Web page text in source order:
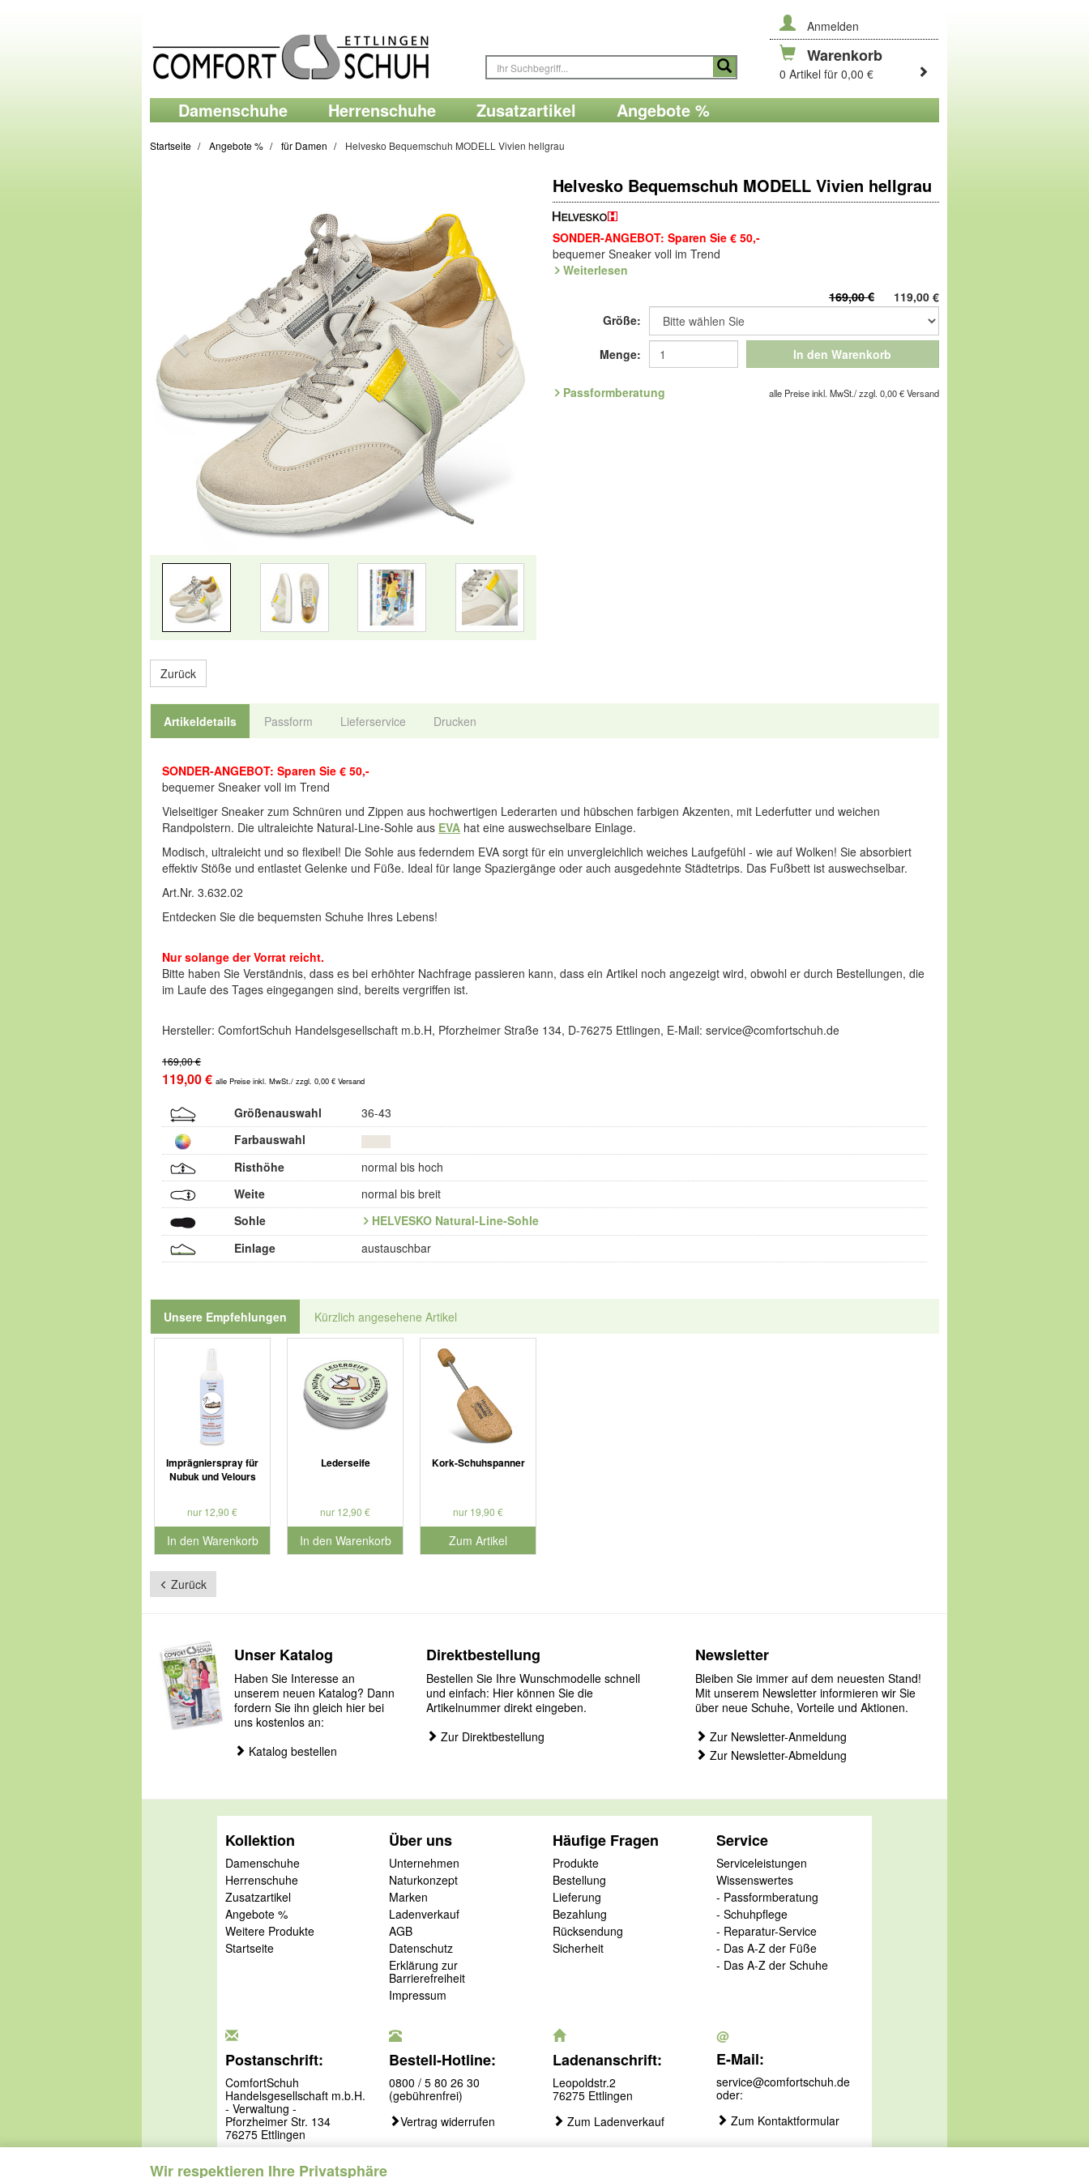
Anmelden
Warenkorb
0 Artikel für 0,00 €
Damenschuhe Herrenschuhe Zusatzartikel Angebote %
Startseite Angebote % für Damen Helvesko Bequemschuh MODELL Vivien hellgrau
Helvesko Bequemschuh MODELL Vivien hellgrau
SONDER-ANGEBOT: Sparen Sie € 50,-
bequemer Sneaker voll im Trend
Vielseitiger Sneaker zum Schnüren und Zippen aus hochwertigen
Lederarten und hübschen farbigen Akzenten, mit Lederfutter und weichen
Randpolstern. Die ultraleichte Natural-Line-Sohle ausEVAhat eine
auswechselbare Einlage.
Modisch, ultraleicht und so flexibel! Die Sohle aus federndem EVA sorgt für
ein unvergleichlich weiches Laufgefühl - wie auf Wolken! Sie absorbiert
Spaziergänge oder auch ausgedehnte Städtetrips. Das Fußbett ist
Weiterlesen
169,00 €
119,00 €
Größe:
Menge: In den Warenkorb
Passformberatung alle Preise inkl. MwSt./ zzgl. 0,00 € Versand
Zurück
Artikeldetails Passform Lieferservice Drucken
SONDER-ANGEBOT: Sparen Sie € 50,-
bequemer Sneaker voll im Trend
Vielseitiger Sneaker zum Schnüren und Zippen aus hochwertigen Lederarten und hübschen farbigen Akzenten, mit Lederfutter und weichen
Randpolstern. Die ultraleichte Natural-Line-Sohle aus EVA hat eine auswechselbare Einlage.
Modisch, ultraleicht und so flexibel! Die Sohle aus federndem EVA sorgt für ein unvergleichlich weiches Laufgefühl - wie auf Wolken! Sie absorbiert
effektiv Stöße und entlastet Gelenke und Füße. Ideal für lange Spaziergänge oder auch ausgedehnte Städtetrips. Das Fußbett ist auswechselbar.
Art.Nr. 3.632.02
Entdecken Sie die bequemsten Schuhe Ihres Lebens!
Nur solange der Vorrat reicht.
Bitte haben Sie Verständnis, dass es bei erhöhter Nachfrage passieren kann, dass ein Artikel noch angezeigt wird, obwohl er durch Bestellungen, die
im Laufe des Tages eingegangen sind, bereits vergriffen ist.
Hersteller: ComfortSchuh Handelsgesellschaft m.b.H, Pforzheimer Straße 134, D-76275 Ettlingen, E-Mail: service@comfortschuh.de
169,00 €
119,00 € alle Preise inkl. MwSt./ zzgl. 0,00 € Versand
Größenauswahl
36-43
Farbauswahl
Risthöhe
normal bis hoch
Weite
normal bis breit
Sohle
HELVESKO Natural-Line-Sohle
Einlage
austauschbar
Unsere Empfehlungen Kürzlich angesehene Artikel
Imprägnierspray für
Nubuk und Velours
nur 12,90 €
In den Warenkorb
für Produktnummer 901179
Lederseife
nur 12,90 €
In den Warenkorb
für Produktnummer 901127
Kork-Schuhspanner
nur 19,90 €
Zum Artikel
Zurück
Wir respektieren Ihre Privatsphäre
Unser Katalog
Haben Sie Interesse an
unserem neuen Katalog? Dann
fordern Sie ihn gleich hier bei
uns kostenlos an:
Katalog bestellen
Direktbestellung
Bestellen Sie Ihre Wunschmodelle schnell
und einfach: Hier können Sie die
Artikelnummer direkt eingeben.
Zur Direktbestellung
Newsletter
Bleiben Sie immer auf dem neuesten Stand!
Mit unserem Newsletter informieren wir Sie
über neue Schuhe, Vorteile und Aktionen.
Zur Newsletter-Anmeldung
Zur Newsletter-Abmeldung
Kollektion
Damenschuhe
Herrenschuhe
Zusatzartikel
Angebote %
Weitere Produkte
Startseite
Über uns
Unternehmen
Naturkonzept
Marken
Ladenverkauf
AGB
Datenschutz
Erklärung zur
Barrierefreiheit
Impressum
Häufige Fragen
Produkte
Bestellung
Lieferung
Bezahlung
Rücksendung
Sicherheit
Service
Serviceleistungen
Wissenswertes
- Passformberatung
- Schuhpflege
- Reparatur-Service
- Das A-Z der Füße
- Das A-Z der Schuhe
Postanschrift:
ComfortSchuh
Handelsgesellschaft m.b.H.
- Verwaltung -
Pforzheimer Str. 134
76275 Ettlingen
Bestell-Hotline:
0800 / 5 80 26 30
(gebührenfrei)
Vertrag widerrufen
Ladenanschrift:
Leopoldstr.2
76275 Ettlingen
Zum Ladenverkauf
@
E-Mail:
service@comfortschuh.de
oder:
Zum Kontaktformular